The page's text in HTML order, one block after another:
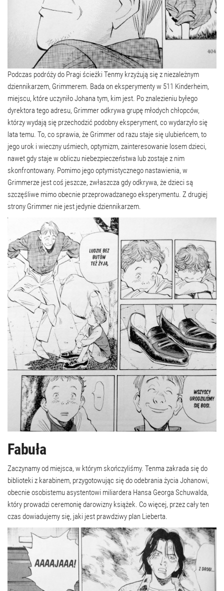
Podczas podróży do Pragi ścieżki Tenmy krzyżują się z niezależnym
dziennikarzem, Grimmerem. Bada on eksperymenty w 511 Kinderheim,
miejscu, które uczyniło Johana tym, kim jest. Po znalezieniu byłego
dyrektora tego adresu, Grimmer odkrywa grupę młodych chłopców,
którzy wydają się przechodzić podobny eksperyment, co wydarzyło się
lata temu. To, co sprawia, że Grimmer od razu staje się ulubieńcem, to
jego urok i wieczny uśmiech, optymizm, zainteresowanie losem dzieci,
nawet gdy staje w obliczu niebezpieczeństwa lub zostaje z nim
skonfrontowany. Pomimo jego optymistycznego nastawienia, w
Grimmerze jest coś jeszcze, zwłaszcza gdy odkrywa, że dzieci są
szczęśliwe mimo obecnie przeprowadzanego eksperymentu. Z drugiej
strony Grimmer nie jest jedynie dziennikarzem.
Fabuła
Zaczynamy od miejsca, w którym skończyliśmy. Tenma zakrada się do
biblioteki z karabinem, przygotowując się do odebrania życia Johanowi,
obecnie osobistemu asystentowi miliardera Hansa Georga Schuwalda,
który prowadzi ceremonię darowizny książek. Co więcej, przez cały ten
czas dowiadujemy się, jaki jest prawdziwy plan Lieberta.